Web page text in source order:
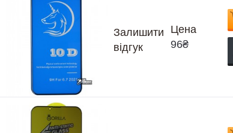
Залишити
відгук
Цена
96₴